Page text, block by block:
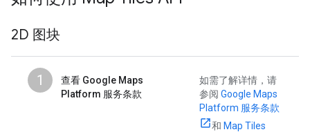
2D 图块
1
查看 Google Maps
Platform 服务条款
如需了解详情，请
参阅 Google Maps
Platform 服务条款
和 Map Tiles